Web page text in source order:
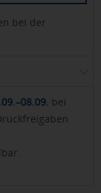
bei der
bei